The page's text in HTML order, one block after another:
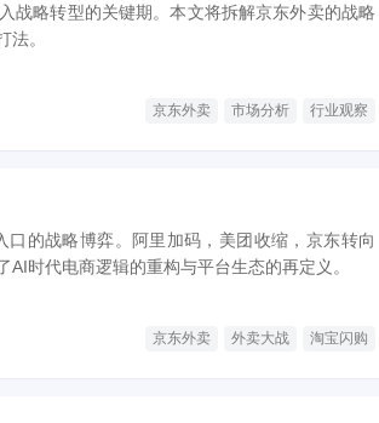
战略转型的关键期。本文将拆解京东外卖的战略
法。
京东外卖 市场分析 行业观察
的战略博弈。阿里加码，美团收缩，京东转向
时代电商逻辑的重构与平台生态的再定义。
京东外卖 外卖大战 淘宝闪购